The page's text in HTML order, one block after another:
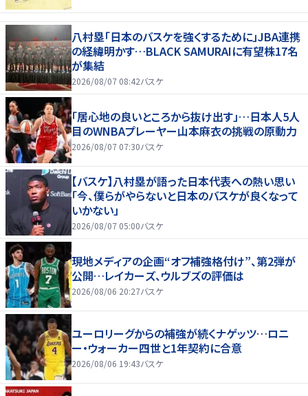
八村塁「日本のバスケを強くするために」JBA連携
の経緯明かす…BLACK SAMURAIに有望株17名
が集結
2026/08/07 08:42バスケ
「居心地の良いところから抜け出す」…日本人5人
目のWNBAプレーヤー山本麻衣の挑戦の原動力
2026/08/07 07:30バスケ
【バスケ】八村塁が語った日本代表への熱い思い
「今、僕らがやらないと日本のバスケが良くなって
いかない」
2026/08/07 05:00バスケ
現地メディアの企画“オフ補強格付け”、第2弾が
公開…レイカーズ、ウルブズの評価は
2026/08/06 20:27バスケ
ユーロリーグからの補強が続くナゲッツ…ロニ
ー・ウォーカー四世と1年契約に合意
2026/08/06 19:43バスケ